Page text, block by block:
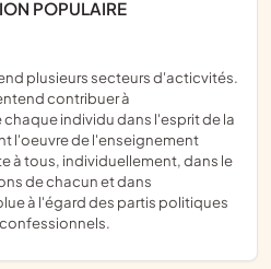
contribuer à
individu dans l'esprit de la
l'oeuvre de l'enseignement
à tous, individuellement, dans le
de chacun et dans
à l'égard des partis politiques